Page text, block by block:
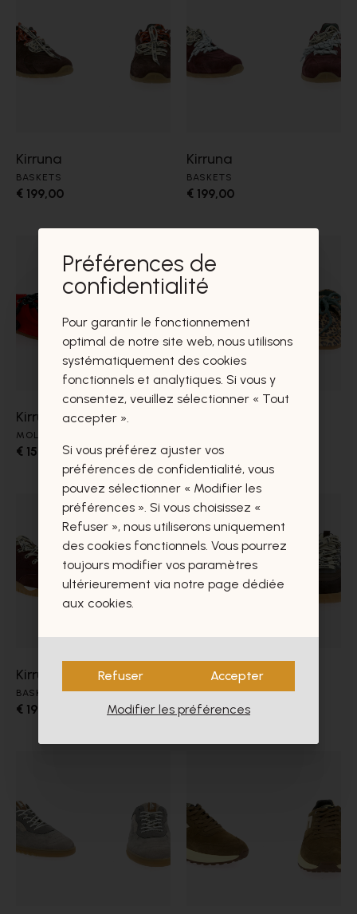
Kirruna
BASKETS
€ 199,00
Kirruna
BASKETS
€ 199,00
Kirruna
MOLIÈRES
€ 159,00 € 159,00
Kirruna
BASKETS
€ 199,00
Kirruna
BASKETS
€ 199,00
Préférences de
confidentialité
Pour garantir le fonctionnement
optimal de notre site web, nous utilisons
systématiquement des cookies
fonctionnels et analytiques. Si vous y
consentez, veuillez sélectionner « Tout
accepter ».
Si vous préférez ajuster vos
préférences de confidentialité, vous
pouvez sélectionner « Modifier les
préférences ». Si vous choisissez «
Refuser », nous utiliserons uniquement
des cookies fonctionnels. Vous pourrez
toujours modifier vos paramètres
ultérieurement via notre page dédiée
aux cookies.
Refuser Accepter
Modifier les préférences